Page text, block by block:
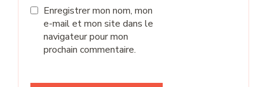
Enregistrer mon nom, mon
e-mail et mon site dans le
navigateur pour mon
prochain commentaire.